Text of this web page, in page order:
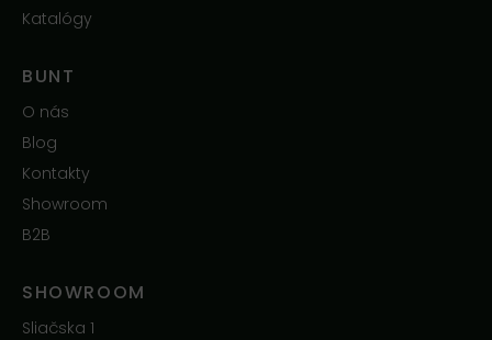
Katalógy
BUNT
O nás
Blog
Kontakty
Showroom
B2B
SHOWROOM
Sliačska 1